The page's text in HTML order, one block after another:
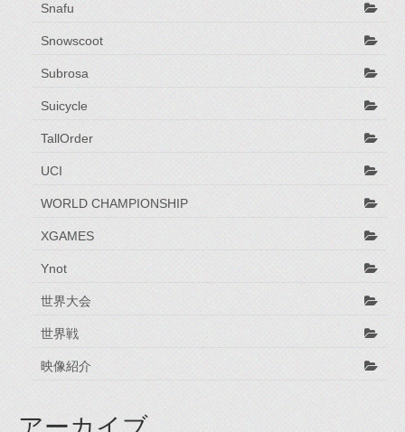
Snafu
Snowscoot
Subrosa
Suicycle
TallOrder
UCI
WORLD CHAMPIONSHIP
XGAMES
Ynot
世界大会
世界戦
映像紹介
アーカイブ